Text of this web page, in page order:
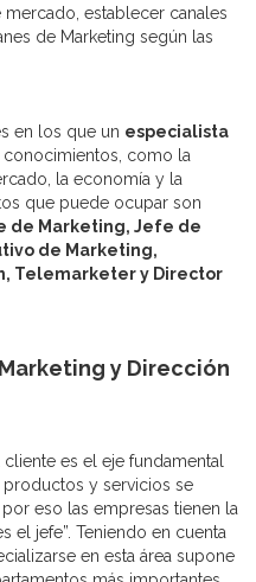
establecer canales
de Marketing según las
en los que un especialista
conocimientos, como la
la economía y la
que puede ocupar son
de Marketing, Jefe de
de Marketing,
Telemarketer y Director
y Dirección
cliente es el eje fundamental
y servicios se
eso las empresas tienen la
el jefe”. Teniendo en cuenta
en esta área supone